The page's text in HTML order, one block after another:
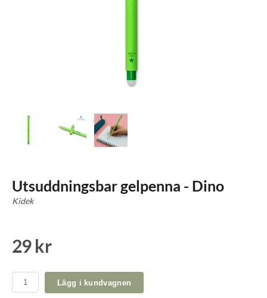
Utsuddningsbar gelpenna - Dino
Kidek
29 kr
Lägg i kundvagnen